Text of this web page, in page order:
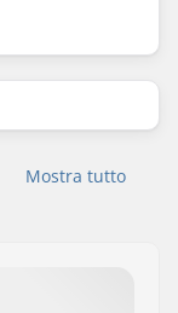
Mostra tutto